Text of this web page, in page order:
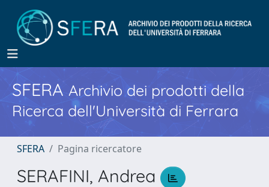
SFERA Archivio dei prodotti della
Ricerca dell'Università di Ferrara
SFERA Pagina ricercatore
SERAFINI, Andrea